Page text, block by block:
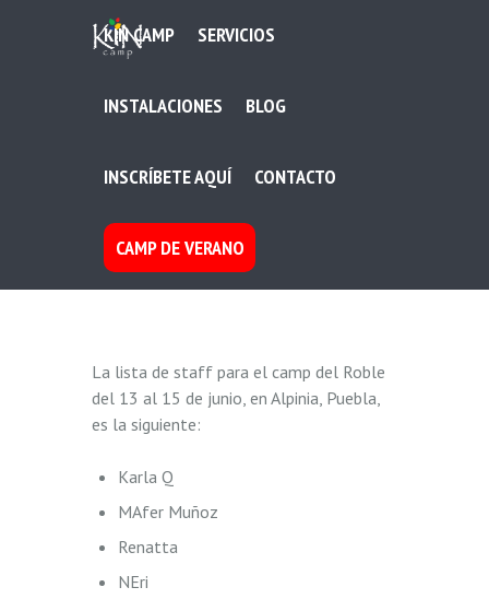
KIN CAMP SERVICIOS
INSTALACIONES BLOG
INSCRÍBETE AQUÍ CONTACTO
CAMP DE VERANO
La lista de staff para el camp del Roble
del 13 al 15 de junio, en Alpinia, Puebla,
es la siguiente:
Karla Q
MAfer Muñoz
Renatta
NEri